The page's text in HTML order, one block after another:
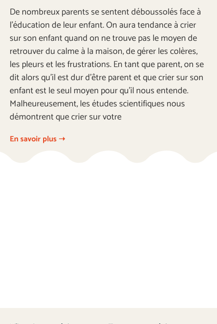
De nombreux parents se sentent déboussolés face à
l’éducation de leur enfant. On aura tendance à crier
sur son enfant quand on ne trouve pas le moyen de
retrouver du calme à la maison, de gérer les colères,
les pleurs et les frustrations. En tant que parent, on se
dit alors qu’il est dur d’être parent et que crier sur son
enfant est le seul moyen pour qu’il nous entende.
Malheureusement, les études scientifiques nous
démontrent que crier sur votre
En savoir plus ➝